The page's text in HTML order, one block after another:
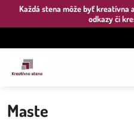
Každá stena môže byť kreatívna
odkazy či
Maste